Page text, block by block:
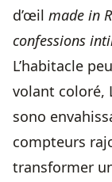
d’œil made in
confessions
L’habitacle
volant coloré,
sono
compteurs
transformer